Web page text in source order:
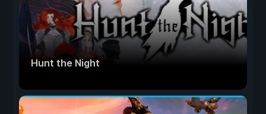
Hunt the Night